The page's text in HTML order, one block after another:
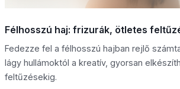
Félhosszú haj: frizurák, ötletes
Fedezze fel a félhosszú hajban rejlő
lágy hullámoktól a kreatív, gyorsan
feltűzésekig.